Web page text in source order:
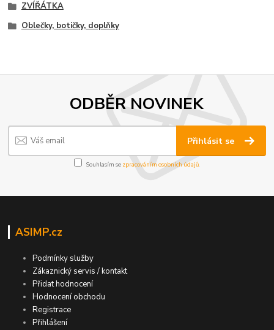
ZVÍŘÁTKA
Oblečky, botičky, doplňky
ODBĚR NOVINEK
Přihlásit se
Souhlasím se zpracováním osobních údajů.
ASIMP.cz
Podmínky služby
Zákaznický servis / kontakt
Přidat hodnocení
Hodnocení obchodu
Registrace
Přihlášení